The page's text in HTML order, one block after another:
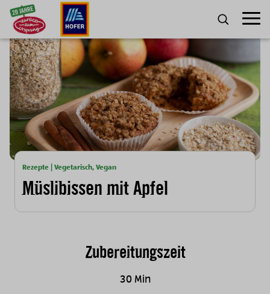
Zum Inhalt
SUCHE
Rezepte | Vegetarisch, Vegan
Müslibissen mit Apfel
Zubereitungszeit
30 Min